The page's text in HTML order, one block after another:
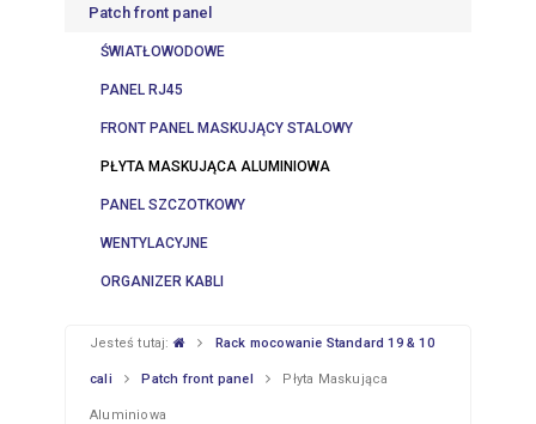
Patch front panel
ŚWIATŁOWODOWE
PANEL RJ45
FRONT PANEL MASKUJĄCY STALOWY
PŁYTA MASKUJĄCA ALUMINIOWA
PANEL SZCZOTKOWY
WENTYLACYJNE
ORGANIZER KABLI
Jesteś tutaj: Rack mocowanie Standard 19 & 10
cali Patch front panel Płyta Maskująca
Aluminiowa